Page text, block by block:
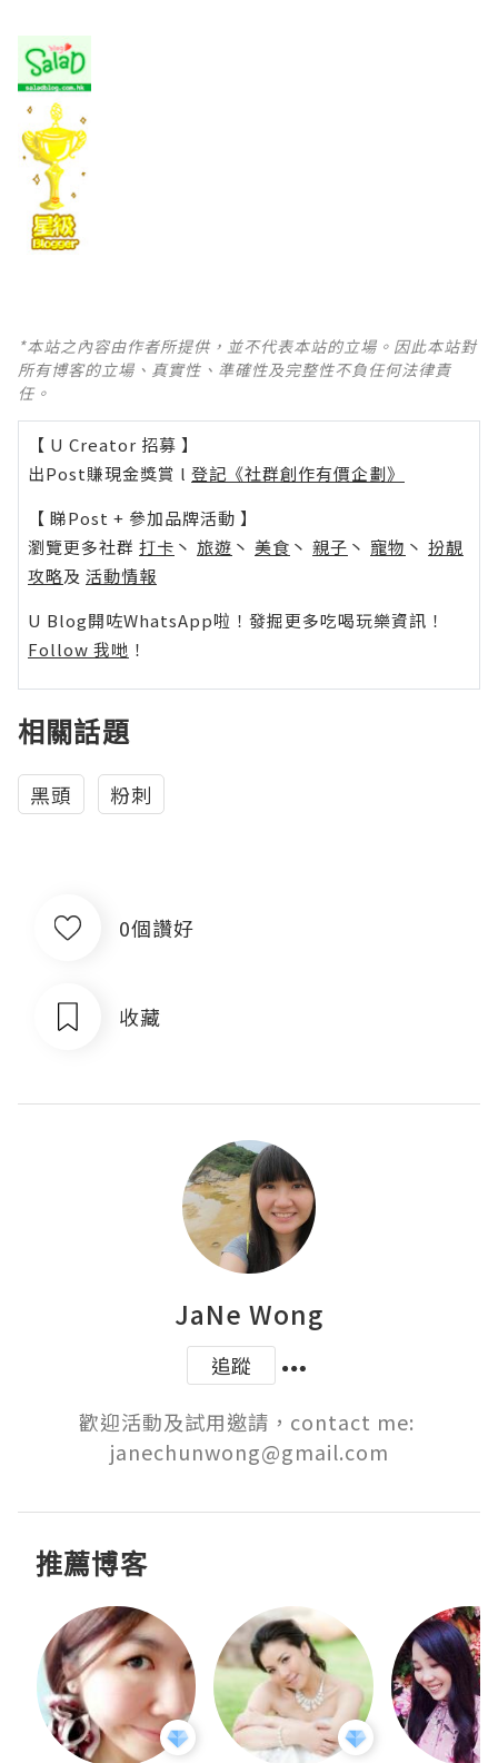
*本站之內容由作者所提供，並不代表本站的立場。因此本站對
所有博客的立場、真實性、準確性及完整性不負任何法律責
任。
【 U Creator 招募 】
出Post賺現金獎賞 l 登記《社群創作有價企劃》
【 睇Post + 參加品牌活動 】
瀏覽更多社群 打卡 丶 旅遊 丶 美食 丶 親子 丶 寵物 丶 扮靚
攻略及 活動情報
U Blog開咗WhatsApp啦！發掘更多吃喝玩樂資訊！
Follow 我哋 ！
相關話題
黑頭 粉刺
0個讚好
收藏
JaNe Wong
追蹤
歡迎活動及試用邀請，contact me:
janechunwong@gmail.com
推薦博客